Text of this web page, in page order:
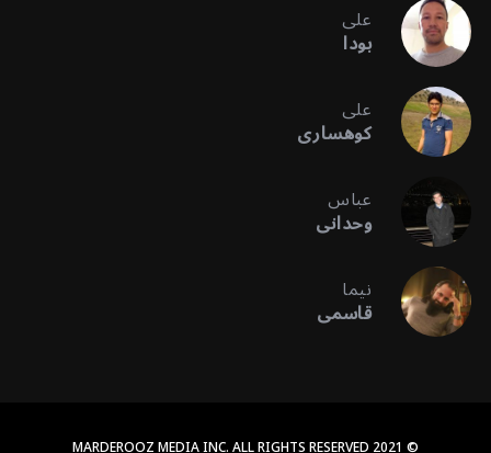
علی
بودا
علی
کوهساری
عباس
وحدانی
نیما
قاسمی